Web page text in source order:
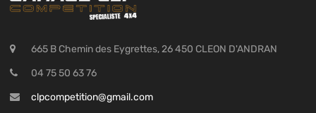
665 B Chemin des Eygrettes, 26 450 CLEON D'ANDRAN
04 75 50 63 76
clpcompetition@gmail.com